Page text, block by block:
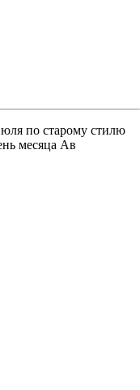
по старому стилю
месяца Ав